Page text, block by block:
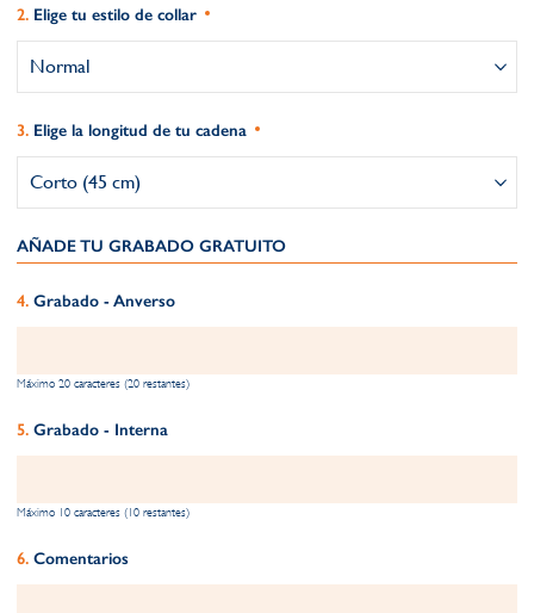
Elige tu estilo de collar
Elige la longitud de tu cadena
AÑADE TU GRABADO GRATUITO​
Grabado - Anverso
Máximo 20 caracteres (20 restantes)
Grabado - Interna
Máximo 10 caracteres (10 restantes)
Comentarios